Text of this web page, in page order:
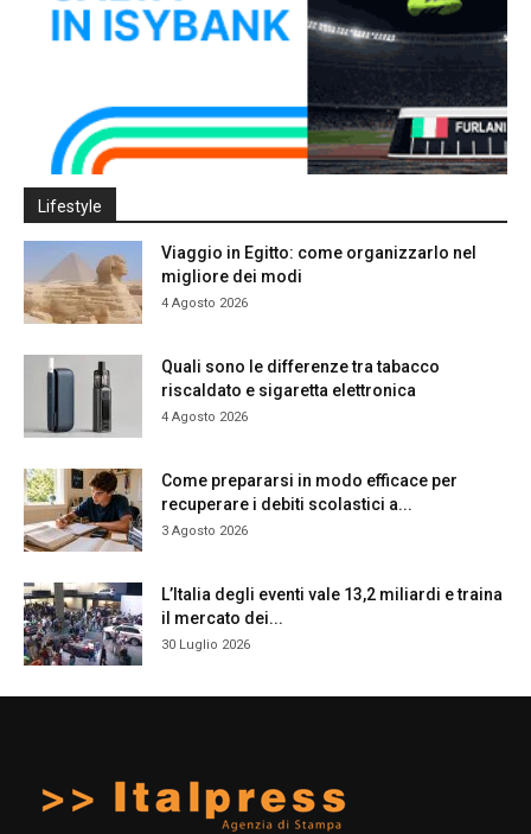
Lifestyle
Viaggio in Egitto: come organizzarlo nel
migliore dei modi
4 Agosto 2026
Quali sono le differenze tra tabacco
riscaldato e sigaretta elettronica
4 Agosto 2026
Come prepararsi in modo efficace per
recuperare i debiti scolastici a...
3 Agosto 2026
L’Italia degli eventi vale 13,2 miliardi e traina
il mercato dei...
30 Luglio 2026